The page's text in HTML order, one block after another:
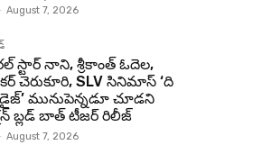
August 7, 2026
స్టార్ నాని, శ్రీకాంత్ ఓదెల,
చెరుకూరి, SLV సినిమాస్ ‘ది
మునుపెన్నడూ చూడని
బ్లడ్ బాత్ టీజర్ రిలీజ్
August 7, 2026